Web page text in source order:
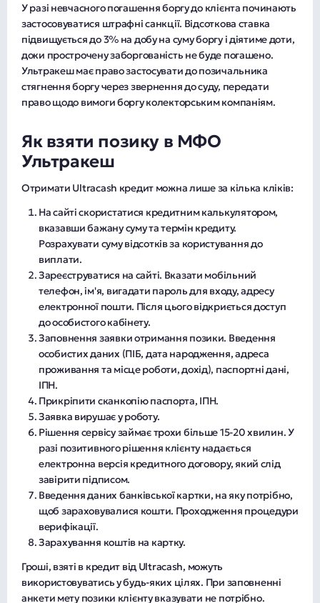
У разі невчасного погашення боргу до клієнта починають
застосовуватися штрафні санкції. Відсоткова ставка
підвищується до 3% на добу на суму боргу і діятиме доти,
доки прострочену заборгованість не буде погашено.
Ультракеш має право застосувати до позичальника
стягнення боргу через звернення до суду, передати
право щодо вимоги боргу колекторським компаніям.
Як взяти позику в МФО
Ультракеш
Отримати Ultracash кредит можна лише за кілька кліків:
На сайті скористатися кредитним калькулятором,
вказавши бажану суму та термін кредиту.
Розрахувати суму відсотків за користування до
виплати.
Зареєструватися на сайті. Вказати мобільний
телефон, ім'я, вигадати пароль для входу, адресу
електронної пошти. Після цього відкриється доступ
до особистого кабінету.
Заповнення заявки отримання позики. Введення
особистих даних (ПІБ, дата народження, адреса
проживання та місце роботи, дохід), паспортні дані,
ІПН.
Прикріпити сканкопію паспорта, ІПН.
Заявка вирушає у роботу.
Рішення сервісу займає трохи більше 15-20 хвилин. У
разі позитивного рішення клієнту надається
електронна версія кредитного договору, який слід
завірити підписом.
Введення даних банківської картки, на яку потрібно,
щоб зараховувалися кошти. Проходження процедури
верифікації.
Зарахування коштів на картку.
Гроші, взяті в кредит від Ultracash, можуть
використовуватись у будь-яких цілях. При заповненні
анкети мету позики клієнту вказувати не потрібно.